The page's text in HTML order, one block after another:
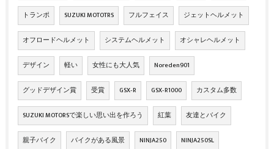
トランポ SUZUKI MOTOTRS フルフェイス ジェットヘルメット
オフロードヘルメット システムヘルメット オシャレヘルメット
デザイン 軽い 女性にも大人気 Noreden901
グッドデザイン賞 受賞 GSX‐R GSX‐R1000 カスタム多数
SUZUKI MOTORSで楽しい思い出を作ろう 紅葉 友達とバイク
親子バイク バイクがある風景 NINJA250 NINJA250SL